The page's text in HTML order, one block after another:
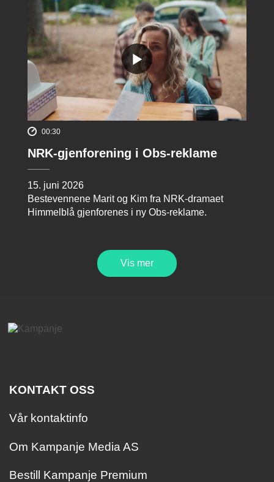
00:30
NRK-gjenforening i Obs-reklame
15. juni 2026
Bestevennene Marit og Kim fra NRK-dramaet
Himmelblå gjenforenes i ny Obs-reklame.
Vis mer
KONTAKT OSS
Vår kontaktinfo
Om Kampanje Media AS
Bestill Kampanje Premium